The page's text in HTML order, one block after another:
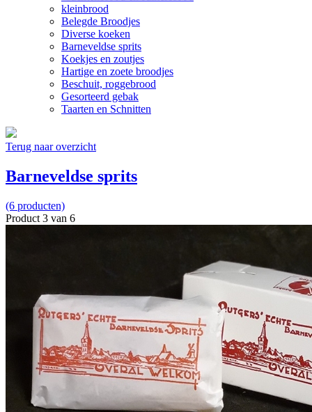
kleinbrood
Belegde Broodjes
Diverse koeken
Barneveldse sprits
Koekjes en zoutjes
Hartige en zoete broodjes
Beschuit, roggebrood
Gesorteerd gebak
Taarten en Schnitten
Terug naar overzicht
Barneveldse sprits
(6 producten)
Product 3 van 6